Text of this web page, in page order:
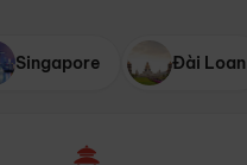
Singapore Đài Loan